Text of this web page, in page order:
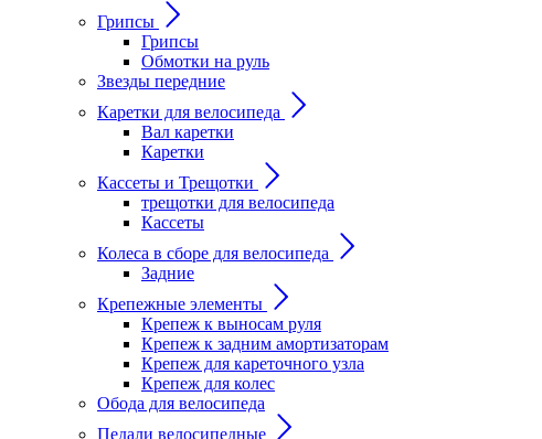
Грипсы
Грипсы
Обмотки на руль
Звезды передние
Каретки для велосипеда
Вал каретки
Каретки
Кассеты и Трещотки
трещотки для велосипеда
Кассеты
Колеса в сборе для велосипеда
Задние
Крепежные элементы
Крепеж к выносам руля
Крепеж к задним амортизаторам
Крепеж для кареточного узла
Крепеж для колес
Обода для велосипеда
Педали велосипедные